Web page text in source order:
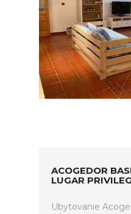
ACOGEDOR
LUGAR
Ubytovanie